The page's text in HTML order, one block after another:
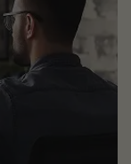
erweitert
um
Bauweise und
ist der
für